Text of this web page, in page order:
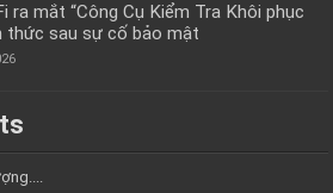
ra mắt “Công Cụ Kiểm Tra Khôi phục
thức sau sự cố bảo mật